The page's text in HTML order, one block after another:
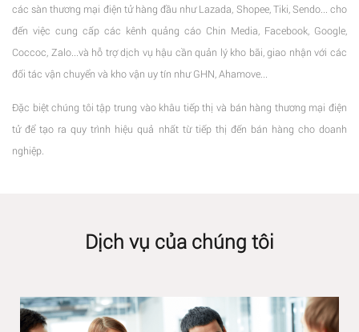
các sàn thương mại điện tử hàng đầu như Lazada, Shopee, Tiki, Sendo... cho
đến việc cung cấp các kênh quảng cáo Chin Media, Facebook, Google,
Coccoc, Zalo...và hỗ trợ dịch vụ hậu cần quản lý kho bãi, giao nhận với các
đối tác vận chuyển và kho vận uy tín như GHN, Ahamove...
Đặc biệt chúng tôi tập trung vào khâu tiếp thị và bán hàng thương mại điện
tử để tạo ra quy trình hiệu quả nhất từ tiếp thị đến bán hàng cho doanh
nghiệp.
Dịch vụ của chúng tôi